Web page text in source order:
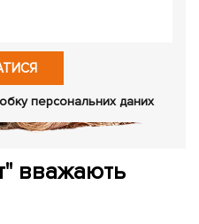
персональних даних
вважають